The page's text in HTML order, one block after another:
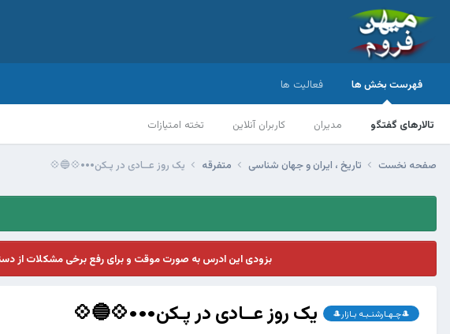
فهرست بخش ها
تالارهای گفتگو مدیران کاربران آنلاین تخته امتیازات
فعالیت ها
صفحه نخست تاریخ ، ایران و جهان شناسی متفرقه یک روز عــادی در پـکن•••💠🔵💠
بزودی این ادرس به صورت موقت و برای رفع برخی مشکلات از
🎩چـهـارشنـبـه بـازار🎩 یک روز عــادی در پـکن•••💠🔵💠